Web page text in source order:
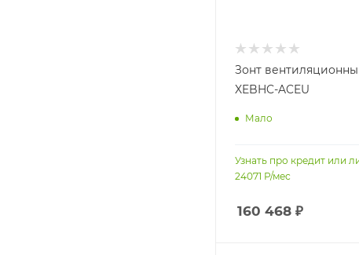
Зонт
XEBHC-ACEU
Мало
Узнать про кредит или
24071 Р/мес
160 468 ₽